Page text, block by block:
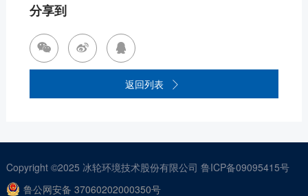
分享到
  
返回列表 
Copyright ©2025 冰轮环境技术股份有限公司 鲁ICP备09095415号
鲁公网安备 37060202000350号